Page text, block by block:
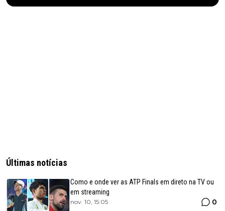
Últimas notícias
Como e onde ver as ATP Finals em direto na TV ou
em streaming
nov. 10, 15:05 0